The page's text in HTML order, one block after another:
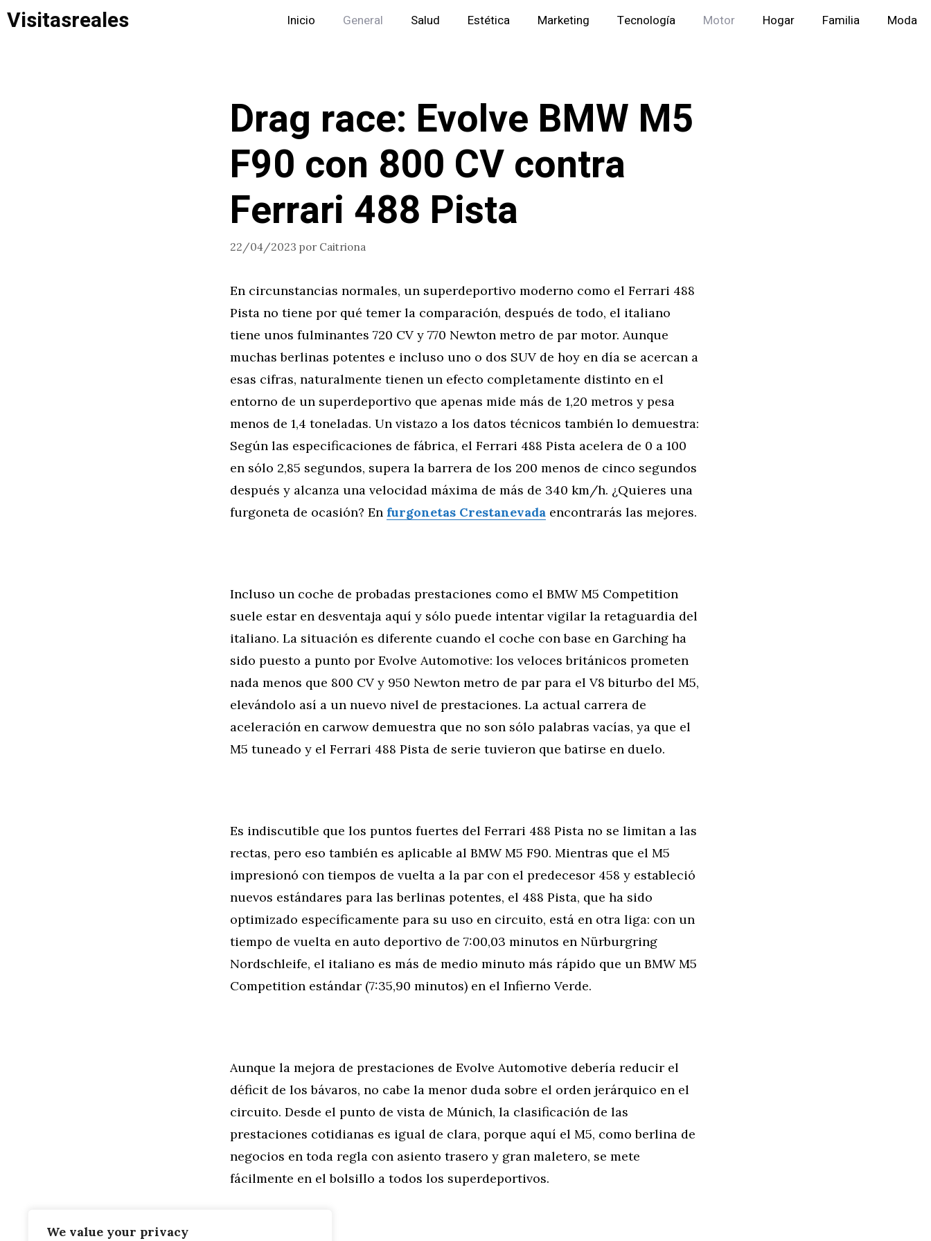
We value your privacy
Saltar
Visitasreales Inicio General Salud Estética Marketing Tecnología Motor Hogar Familia Moda
Drag race: Evolve BMW M5
F90 con 800 CV contra
Ferrari 488 Pista
22/04/2023 por Caitriona
En circunstancias normales, un superdeportivo moderno como el Ferrari 488
Pista no tiene por qué temer la comparación, después de todo, el italiano
tiene unos fulminantes 720 CV y 770 Newton metro de par motor. Aunque
muchas berlinas potentes e incluso uno o dos SUV de hoy en día se acercan a
esas cifras, naturalmente tienen un efecto completamente distinto en el
entorno de un superdeportivo que apenas mide más de 1,20 metros y pesa
menos de 1,4 toneladas. Un vistazo a los datos técnicos también lo demuestra:
Según las especificaciones de fábrica, el Ferrari 488 Pista acelera de 0 a 100
en sólo 2,85 segundos, supera la barrera de los 200 menos de cinco segundos
después y alcanza una velocidad máxima de más de 340 km/h. ¿Quieres una
furgoneta de ocasión? En furgonetas Crestanevada encontrarás las mejores.
Incluso un coche de probadas prestaciones como el BMW M5 Competition
suele estar en desventaja aquí y sólo puede intentar vigilar la retaguardia del
italiano. La situación es diferente cuando el coche con base en Garching ha
sido puesto a punto por Evolve Automotive: los veloces británicos prometen
nada menos que 800 CV y 950 Newton metro de par para el V8 biturbo del M5,
elevándolo así a un nuevo nivel de prestaciones. La actual carrera de
aceleración en carwow demuestra que no son sólo palabras vacías, ya que el
M5 tuneado y el Ferrari 488 Pista de serie tuvieron que batirse en duelo.
Es indiscutible que los puntos fuertes del Ferrari 488 Pista no se limitan a las
rectas, pero eso también es aplicable al BMW M5 F90. Mientras que el M5
impresionó con tiempos de vuelta a la par con el predecesor 458 y estableció
nuevos estándares para las berlinas potentes, el 488 Pista, que ha sido
optimizado específicamente para su uso en circuito, está en otra liga: con un
tiempo de vuelta en auto deportivo de 7:00,03 minutos en Nürburgring
Nordschleife, el italiano es más de medio minuto más rápido que un BMW M5
Competition estándar (7:35,90 minutos) en el Infierno Verde.
Aunque la mejora de prestaciones de Evolve Automotive debería reducir el
déficit de los bávaros, no cabe la menor duda sobre el orden jerárquico en el
circuito. Desde el punto de vista de Múnich, la clasificación de las
prestaciones cotidianas es igual de clara, porque aquí el M5, como berlina de
negocios en toda regla con asiento trasero y gran maletero, se mete
fácilmente en el bolsillo a todos los superdeportivos.